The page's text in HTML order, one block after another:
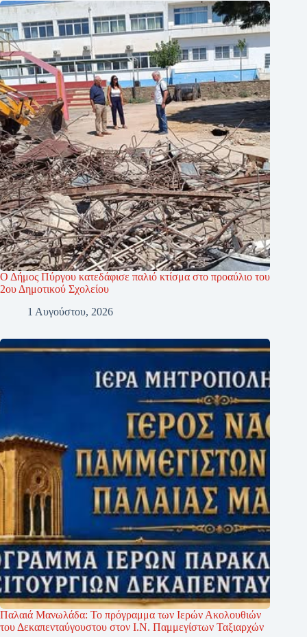
Ο Δήμος Πύργου κατεδάφισε παλιό κτίσμα στο προαύλιο του
2ου Δημοτικού Σχολείου
1 Αυγούστου, 2026
Παλαιά Μανωλάδα: Το πρόγραμμα των Ιερών Ακολουθιών
του Δεκαπενταύγουστου στον Ι.Ν. Παμμεγίστων Ταξιαρχών